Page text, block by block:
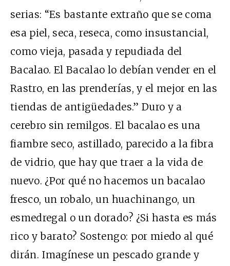
serias: “Es bastante extraño que se coma
esa piel, seca, reseca, como insustancial,
como vieja, pasada y repudiada del
Bacalao. El Bacalao lo debían vender en el
Rastro, en las prenderías, y el mejor en las
tiendas de antigüedades.” Duro y a
cerebro sin remilgos. El bacalao es una
fiambre seco, astillado, parecido a la fibra
de vidrio, que hay que traer a la vida de
nuevo. ¿Por qué no hacemos un bacalao
fresco, un robalo, un huachinango, un
esmedregal o un dorado? ¿Si hasta es más
rico y barato? Sostengo: por miedo al qué
dirán. Imagínese un pescado grande y